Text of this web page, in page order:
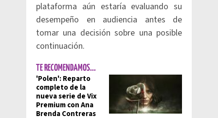
plataforma aún estaría evaluando su
desempeño en audiencia antes de
tomar una decisión sobre una posible
continuación.
TE RECOMENDAMOS...
'Polen': Reparto
completo de la
nueva serie de Vix
Premium con Ana
Brenda Contreras